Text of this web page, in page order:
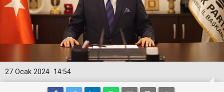
14:54
27 Ocak 2024